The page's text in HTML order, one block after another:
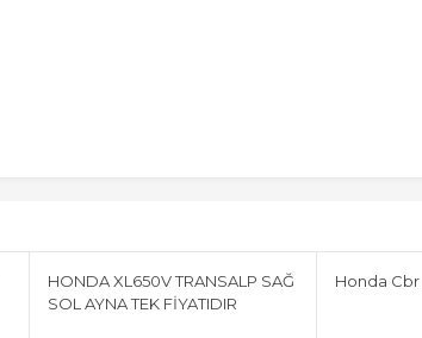
HONDA XL650V TRANSALP SAĞ
SOL AYNA TEK FİYATIDIR
Honda Cbr